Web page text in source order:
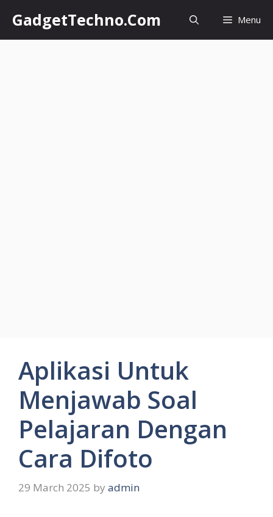
content
GadgetTechno.Com Menu
Aplikasi Untuk
Menjawab Soal
Pelajaran Dengan
Cara Difoto
29 March 2025 by admin